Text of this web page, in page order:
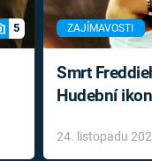
5 ZAJÍMAVOSTI
Smrt
Hudební
léky
24. listopadu